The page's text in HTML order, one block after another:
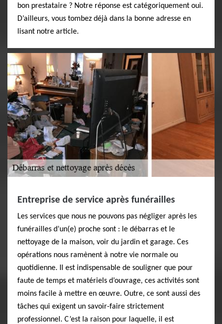
bon prestataire ? Notre réponse est catégoriquement oui.
D’ailleurs, vous tombez déjà dans la bonne adresse en
lisant notre article.
Entreprise de service après funérailles
Les services que nous ne pouvons pas négliger après les
funérailles d’un(e) proche sont : le débarras et le
nettoyage de la maison, voir du jardin et garage. Ces
opérations nous ramènent à notre vie normale ou
quotidienne. Il est indispensable de souligner que pour
faute de temps et matériels d’ouvrage, ces activités sont
moins facile à mettre en œuvre. Outre, ce sont aussi des
tâches qui exigent un savoir-faire strictement
professionnel. C’est la raison pour laquelle, il est